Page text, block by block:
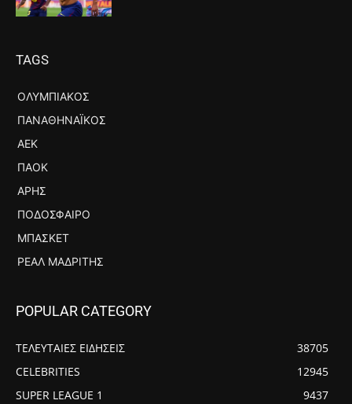
TAGS
ΟΛΥΜΠΙΑΚΌΣ
ΠΑΝΑΘΗΝΑΪΚΌΣ
ΑΕΚ
ΠΑΟΚ
ΆΡΗΣ
ΠΟΔΌΣΦΑΙΡΟ
ΜΠΆΣΚΕΤ
ΡΕΆΛ ΜΑΔΡΊΤΗΣ
POPULAR CATEGORY
ΤΕΛΕΥΤΑΙΕΣ ΕΙΔΗΣΕΙΣ
38705
CELEBRITIES
12945
SUPER LEAGUE 1
9437